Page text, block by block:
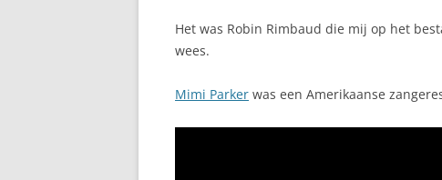
Het was Robin Rimbaud die mij op het
wees.
Mimi Parker was een Amerikaanse